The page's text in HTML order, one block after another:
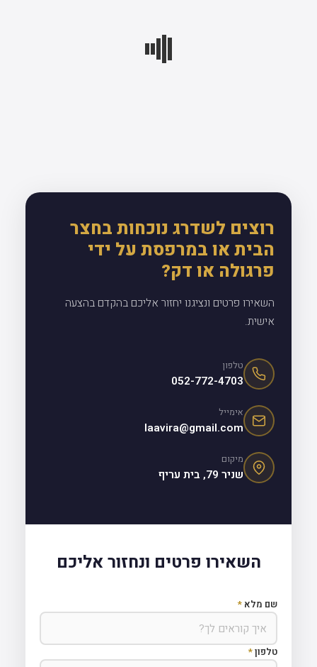
רוצים לשדרג נוכחות בחצר
הבית או במרפסת על ידי
פרגולה או דק?
השאירו פרטים ונציגנו יחזור אליכם בהקדם בהצעה
אישית.
טלפון
052-772-4703
אימייל
laavira@gmail.com
מיקום
שניר 79, בית עריף
השאירו פרטים ונחזור אליכם
שם מלא *
טלפון*